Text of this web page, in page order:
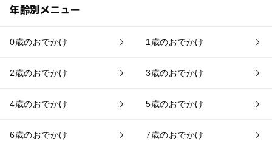
年齢別メニュー
0歳のおでかけ 1歳のおでかけ
2歳のおでかけ 3歳のおでかけ
4歳のおでかけ 5歳のおでかけ
6歳のおでかけ 7歳のおでかけ